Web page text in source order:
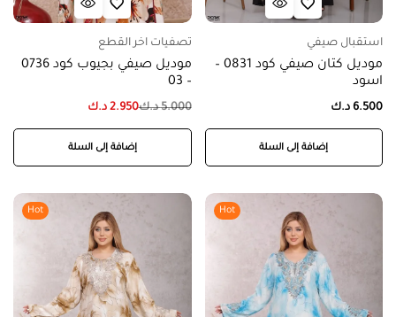
استقبال صيفي
موديل كتان صيفي كود 0831 –
اسود
6.500 د.ك
إضافة إلى السلة
تصفيات اخر القطع
موديل صيفي بجيوب كود 0736
– 03
5.000 د.ك2.950 د.ك
إضافة إلى السلة
Hot
Hot